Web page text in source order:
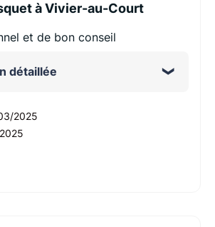
à Vivier-au-Court
et de bon conseil
détaillée
2025